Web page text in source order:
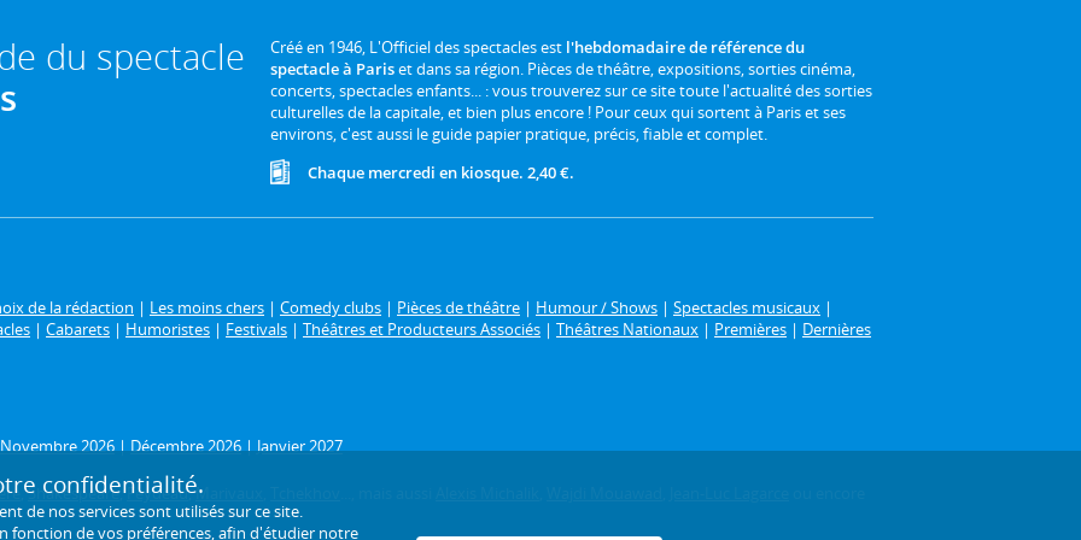
du spectacle
Créé en 1946, L'Officiel des spectacles est l'hebdomadaire de référence du
spectacle à Pariset dans sa région. Pièces de théâtre, expositions, sorties cinéma,
concerts, spectacles enfants... : vous trouverez sur ce site toute l'actualité des sorties
culturelles de la capitale, et bien plus encore ! Pour ceux qui sortent à Paris et ses
environs, c'est aussi le guide papier pratique, précis, fiable et complet.
Chaque mercredi en kiosque. 2,40 €.
de la rédaction | Les moins chers | Comedy clubs | Pièces de théâtre | Humour / Shows | Spectacles musicaux |
| Cabarets | Humoristes | Festivals | Théâtres et Producteurs Associés | Théâtres Nationaux | Premières | Dernières
Novembre 2026 | Décembre 2026 | Janvier 2027
,Shakespeare, Feydeau,Marivaux
confidentialité.
de nos services sont utilisés sur ce site.
fonction devos préférences, afin d'étudier notre